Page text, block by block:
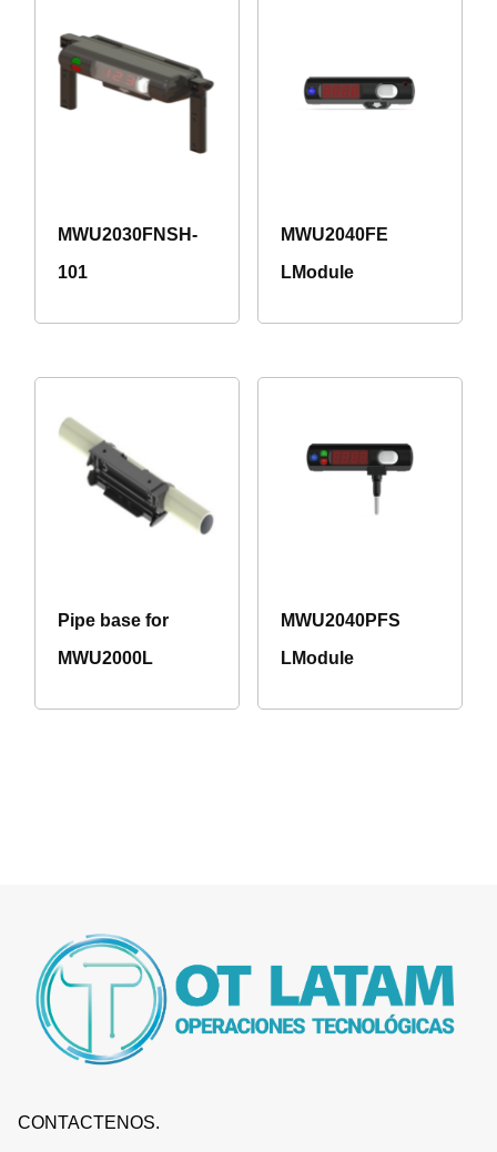
MWU2030FNSH-
101
MWU2040FE
LModule
Pipe base for
MWU2000L
MWU2040PFS
LModule
CONTACTENOS.